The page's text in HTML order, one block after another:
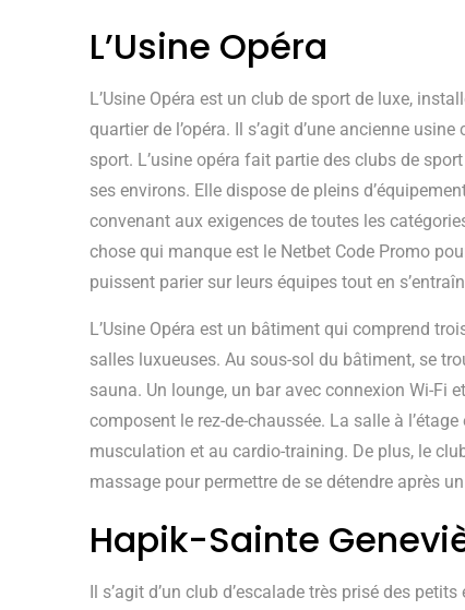
L’Usine Opéra
L’Usine Opéra est un club de sport de luxe,
quartier de l’opéra. Il s’agit d’une ancienne
sport. L’usine opéra fait partie des clubs de
ses environs. Elle dispose de pleins
convenant aux exigences de toutes les
chose qui manque est le Netbet Code Promo
puissent parier sur leurs équipes tout en
L’Usine Opéra est un bâtiment qui comprend
salles luxueuses. Au sous-sol du bâtiment, se
sauna. Un lounge, un bar avec connexion Wi-Fi
composent le rez-de-chaussée. La salle à l’étage
musculation et au cardio-training. De plus, le
massage pour permettre de se détendre après
Hapik-Sainte
Il s’agit d’un club d’escalade très prisé des